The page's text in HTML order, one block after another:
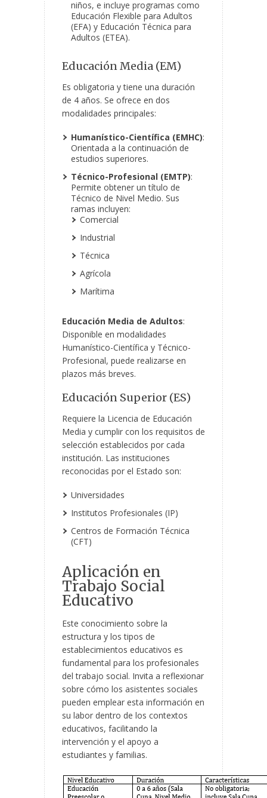
niños, e incluye programas como
Educación Flexible para Adultos
(EFA) y Educación Técnica para
Adultos (ETEA).
Educación Media (EM)
Es obligatoria y tiene una duración
de 4 años. Se ofrece en dos
modalidades principales:
Humanístico-Científica (EMHC):
Orientada a la continuación de
estudios superiores.
Técnico-Profesional (EMTP):
Permite obtener un título de
Técnico de Nivel Medio. Sus
ramas incluyen:
Comercial
Industrial
Técnica
Agrícola
Marítima
Educación Media de Adultos:
Disponible en modalidades
Humanístico-Científica y Técnico-
Profesional, puede realizarse en
plazos más breves.
Educación Superior (ES)
Requiere la Licencia de Educación
Media y cumplir con los requisitos de
selección establecidos por cada
institución. Las instituciones
reconocidas por el Estado son:
Universidades
Institutos Profesionales (IP)
Centros de Formación Técnica
(CFT)
Aplicación en
Trabajo Social
Educativo
Este conocimiento sobre la
estructura y los tipos de
establecimientos educativos es
fundamental para los profesionales
del trabajo social. Invita a reflexionar
sobre cómo los asistentes sociales
pueden emplear esta información en
su labor dentro de los contextos
educativos, facilitando la
intervención y el apoyo a
estudiantes y familias.